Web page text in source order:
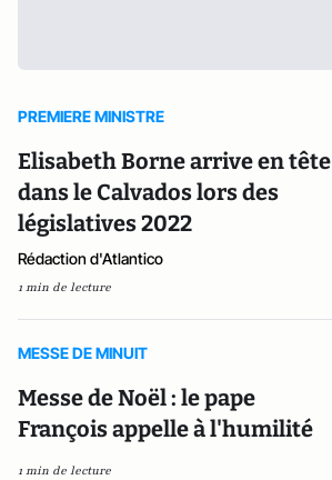
PREMIERE MINISTRE
Elisabeth Borne arrive en tête
dans le Calvados lors des
législatives 2022
Rédaction d'Atlantico
1 min de lecture
MESSE DE MINUIT
Messe de Noël : le pape
François appelle à l'humilité
1 min de lecture